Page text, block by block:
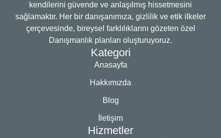
kendilerini güvende ve anlaşılmış hissetmesini
sağlamaktır. Her bir danışanımıza, gizlilik ve etik ilkeler
çerçevesinde, bireysel farklılıklarını gözeten özel
Danışmanlık planları oluşturuyoruz.
Kategori
Anasayfa
Hakkımızda
Blog
İletişim
Hizmetler